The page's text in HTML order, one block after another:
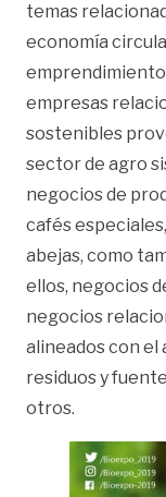
temas
economía
empresas
sostenibles
sector de agro
negocios de
cafés
abejas, como
ellos, negocios
negocios
alineados con
residuos y
otros.